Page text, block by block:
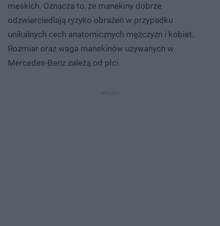
męskich. Oznacza to, że manekiny dobrze
odzwierciedlają ryzyko obrażeń w przypadku
unikalnych cech anatomicznych mężczyzn i kobiet.
Rozmiar oraz waga manekinów używanych w
Mercedes-Benz zależą od płci.